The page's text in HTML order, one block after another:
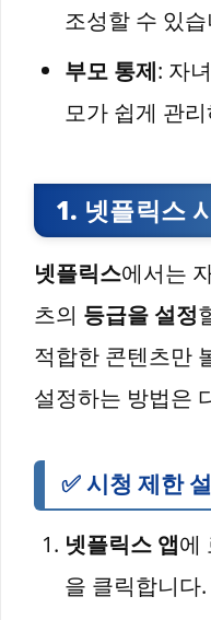
조성할 수 있
부모 통제: 자
모가 쉽게 관
1. 넷플릭스
넷플릭스에서는
츠의 등급을 설정
적합한 콘텐츠만
설정하는 방법은
✅ 시청 제한
넷플릭스 앱에
을 클릭합니다.